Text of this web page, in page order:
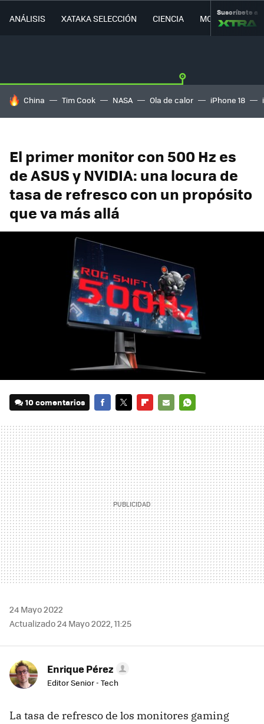
ANÁLISIS XATAKA SELECCIÓN CIENCIA MOVILIDAD
Suscríbete a
HOY SE HABLA DE
China Tim Cook NASA Ola de calor iPhone 18
El primer monitor con 500 Hz es
de ASUS y NVIDIA: una locura de
tasa de refresco con un propósito
que va más allá
10 comentarios
MAIL
24 Mayo 2022
Actualizado 24 Mayo 2022, 11:25
Enrique Pérez
Editor Senior - Tech
La tasa de refresco de los monitores gaming